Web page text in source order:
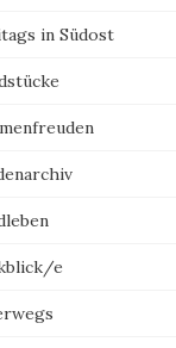
in Südost
e